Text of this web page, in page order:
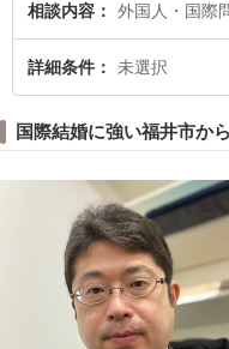
談無料で国際結婚を法律相談で
でお困りの相談者さんにおすす
相談内容 外国人・国際
詳細条件 未選択
国際結婚に強い福井市か